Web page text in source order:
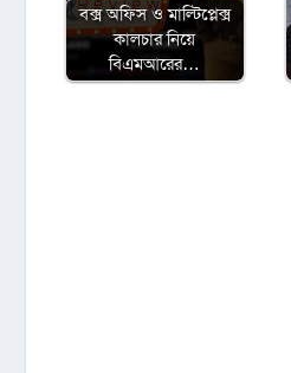
বক্স অফিস ও মাল্টিপ্লেক্স
কালচার নিয়ে
বিএমআরের…